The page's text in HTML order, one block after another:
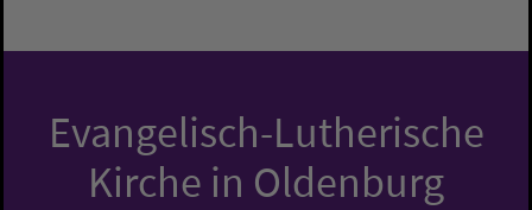
Evangelisch-Lutherische
Kirche in Oldenburg